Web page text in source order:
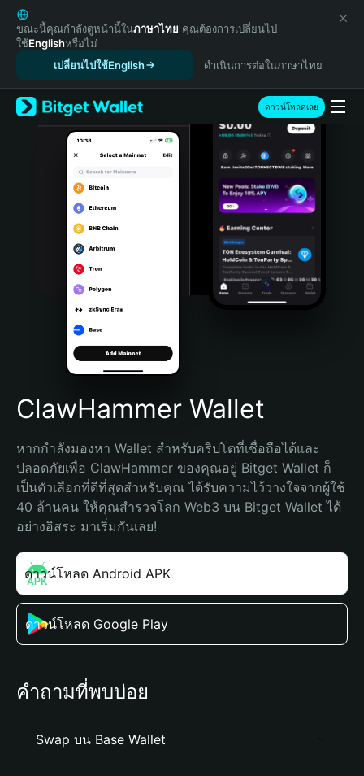
English
日本語
Tiếng Việt
Español (Latinoamérica)
Türkçe
Italiano
Português (Portugal)
Bahasa Indonesia
Português (Brasil)
Español (Argentina)
ขณะนี้คุณกำลังดูหน้านี้ในภาษาไทย คุณต้องการเปลี่ยนไป
ใช้Englishหรือไม่
เปลี่ยนไปใช้English
ดำเนินการต่อในภาษาไทย
ดาวน์โหลดเลย
ClawHammer Wallet
หากกำลังมองหา Wallet สำหรับคริปโตที่เชื่อถือได้และ
ปลอดภัยเพื่อ ClawHammer ของคุณอยู่ Bitget Wallet ก็
เป็นตัวเลือกที่ดีที่สุดสำหรับคุณ ได้รับความไว้วางใจจากผู้ใช้
40 ล้านคน ให้คุณสำรวจโลก Web3 บน Bitget Wallet ได้
อย่างอิสระ มาเริ่มกันเลย!
ดาวน์โหลด Android APK
ดาวน์โหลด Google Play
คำถามที่พบบ่อย
Swap บน Base Wallet